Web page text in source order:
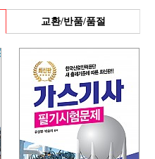
교환/반품/품절